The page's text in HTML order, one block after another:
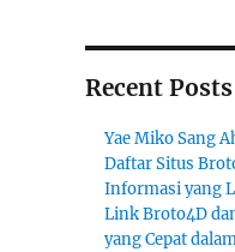
Recent Posts
Yae Miko Sang
Daftar Situs
Informasi yang
Link Broto4D
yang Cepat